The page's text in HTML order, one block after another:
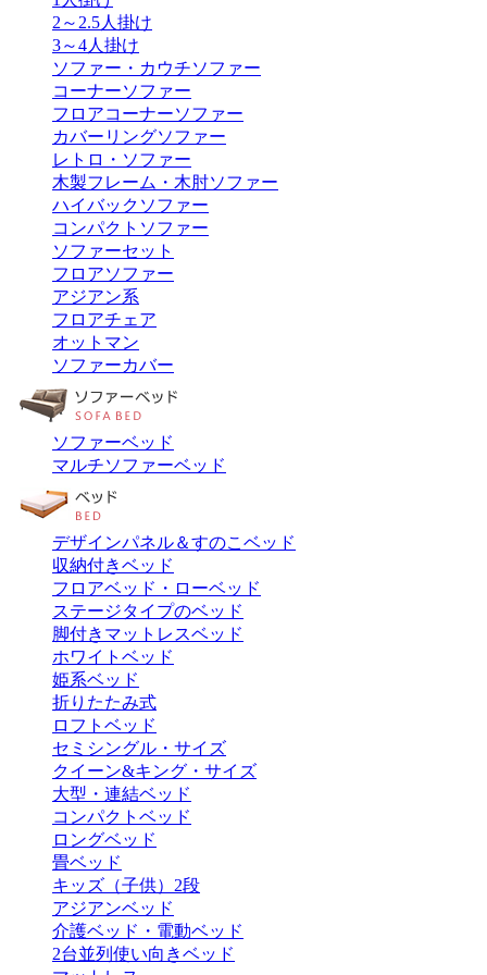
2～2.5人掛け
3～4人掛け
ソファー・カウチソファー
コーナーソファー
フロアコーナーソファー
カバーリングソファー
レトロ・ソファー
木製フレーム・木肘ソファー
ハイバックソファー
コンパクトソファー
ソファーセット
フロアソファー
アジアン系
フロアチェア
オットマン
ソファーカバー
ソファーベッド
マルチソファーベッド
デザインパネル＆すのこベッド
収納付きベッド
フロアベッド・ローベッド
ステージタイプのベッド
脚付きマットレスベッド
ホワイトベッド
姫系ベッド
折りたたみ式
ロフトベッド
セミシングル・サイズ
クイーン&キング・サイズ
大型・連結ベッド
コンパクトベッド
ロングベッド
畳ベッド
キッズ（子供）2段
アジアンベッド
介護ベッド・電動ベッド
2台並列使い向きベッド